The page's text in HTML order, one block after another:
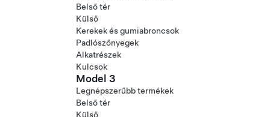
Belső tér
Külső
Kerekek és gumiabroncsok
Padlószőnyegek
Alkatrészek
Kulcsok
Model 3
Legnépszerűbb termékek
Belső tér
Külső